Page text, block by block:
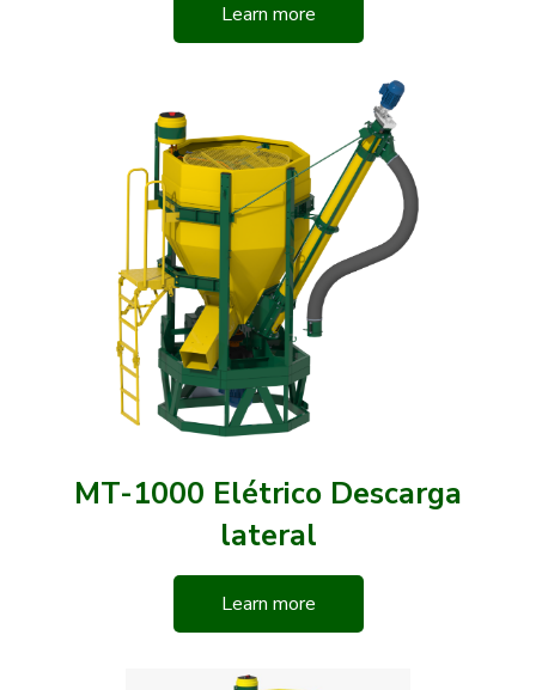
Learn more
MT-1000 Elétrico Descarga
lateral
Learn more